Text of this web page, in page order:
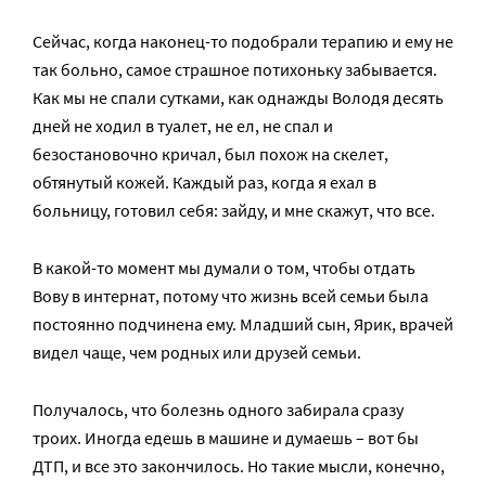
Сейчас, когда наконец-то подобрали терапию и ему не
так больно, самое страшное потихоньку забывается.
Как мы не спали сутками, как однажды Володя десять
дней не ходил в туалет, не ел, не спал и
безостановочно кричал, был похож на скелет,
обтянутый кожей. Каждый раз, когда я ехал в
больницу, готовил себя: зайду, и мне скажут, что все.
В какой-то момент мы думали о том, чтобы отдать
Вову в интернат, потому что жизнь всей семьи была
постоянно подчинена ему. Младший сын, Ярик, врачей
видел чаще, чем родных или друзей семьи.
Получалось, что болезнь одного забирала сразу
троих. Иногда едешь в машине и думаешь – вот бы
ДТП, и все это закончилось. Но такие мысли, конечно,